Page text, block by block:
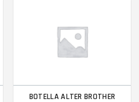
BOTELLA ALTER BROTHER